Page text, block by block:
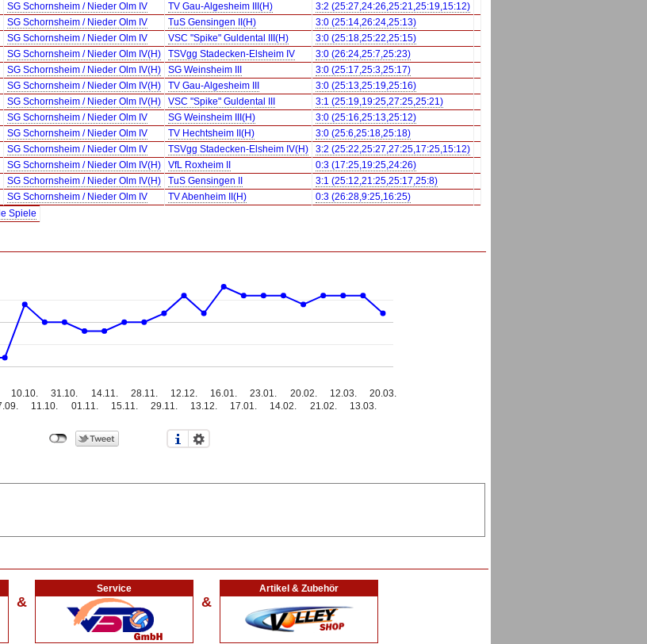
SG Schornsheim / Nieder Olm IV TV Gau-Algesheim III(H)
3:2 (25:27,24:26,25:21,25:19,15:12)
SG Schornsheim / Nieder Olm IV TuS Gensingen II(H)
3:0 (25:14,26:24,25:13)
SG Schornsheim / Nieder Olm IV VSC "Spike" Guldental III(H)
3:0 (25:18,25:22,25:15)
SG Schornsheim / Nieder Olm IV(H) TSVgg Stadecken-Elsheim IV
3:0 (26:24,25:7,25:23)
SG Schornsheim / Nieder Olm IV(H) SG Weinsheim III
3:0 (25:17,25:3,25:17)
SG Schornsheim / Nieder Olm IV(H) TV Gau-Algesheim III
3:0 (25:13,25:19,25:16)
SG Schornsheim / Nieder Olm IV(H) VSC "Spike" Guldental III
3:1 (25:19,19:25,27:25,25:21)
SG Schornsheim / Nieder Olm IV SG Weinsheim III(H)
3:0 (25:16,25:13,25:12)
SG Schornsheim / Nieder Olm IV TV Hechtsheim II(H)
3:0 (25:6,25:18,25:18)
SG Schornsheim / Nieder Olm IV TSVgg Stadecken-Elsheim IV(H)
3:2 (25:22,25:27,27:25,17:25,15:12)
SG Schornsheim / Nieder Olm IV(H) VfL Roxheim II
0:3 (17:25,19:25,24:26)
SG Schornsheim / Nieder Olm IV(H) TuS Gensingen II
3:1 (25:12,21:25,25:17,25:8)
SG Schornsheim / Nieder Olm IV TV Abenheim II(H)
0:3 (26:28,9:25,16:25)
Spiele
10.10.
11.10.
31.10.
01.11.
14.11.
15.11.
28.11.
29.11.
12.12.
13.12.
16.01.
17.01.
23.01.
14.02.
20.02.
21.02.
12.03.
13.03.
20.03.
&
Service
&
Artikel & Zubehör